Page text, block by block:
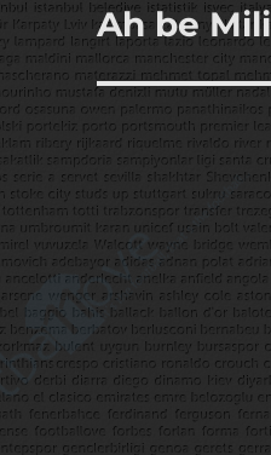
Sonraki
yazı:
Ah be